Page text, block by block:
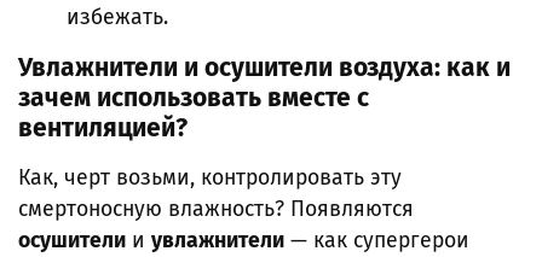
избежать.
Увлажнители и осушители воздуха: как и
зачем использовать вместе с
вентиляцией?
Как, черт возьми, контролировать эту
смертоносную влажность? Появляются
осушители и увлажнители — как супергерои